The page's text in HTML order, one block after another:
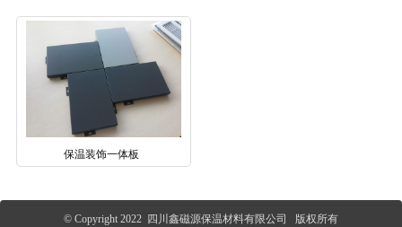
保温装饰一体板
© Copyright 2022 四川鑫磁源保温材料有限公司 版权所有